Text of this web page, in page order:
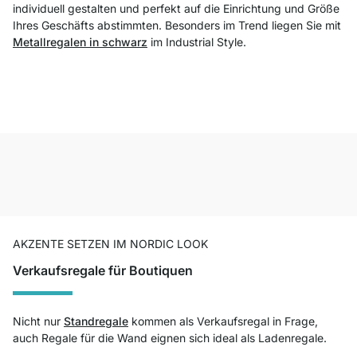
individuell gestalten und perfekt auf die Einrichtung und Größe
Ihres Geschäfts abstimmten. Besonders im Trend liegen Sie mit
Metallregalen in schwarz im Industrial Style.
AKZENTE SETZEN IM NORDIC LOOK
Verkaufsregale für Boutiquen
Nicht nur Standregale kommen als Verkaufsregal in Frage,
auch Regale für die Wand eignen sich ideal als Ladenregale.